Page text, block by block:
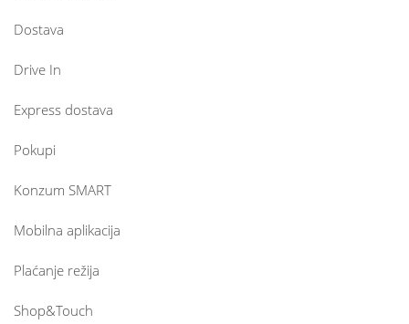
Dostava
Drive In
Express dostava
Pokupi
Konzum SMART
Mobilna aplikacija
Plaćanje režija
Shop&Touch